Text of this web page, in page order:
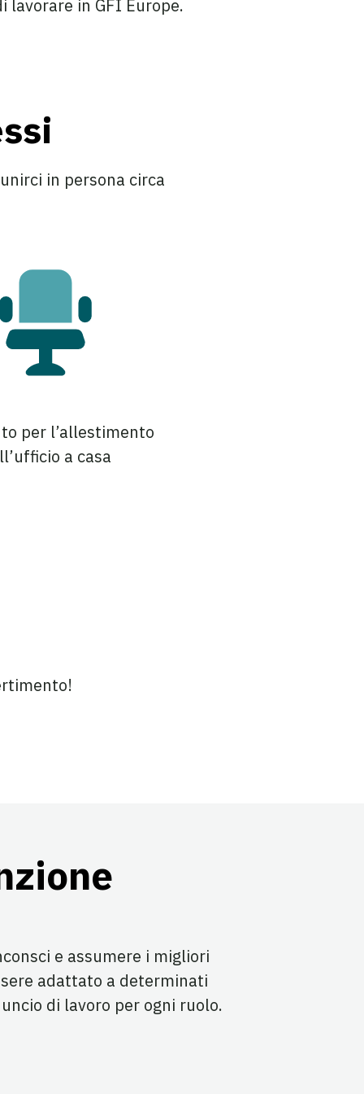
lavorare in GFI Europe.
in persona circa
per l’allestimento
a casa
e assumere i migliori
adattato a determinati
di lavoro per ogni ruolo.